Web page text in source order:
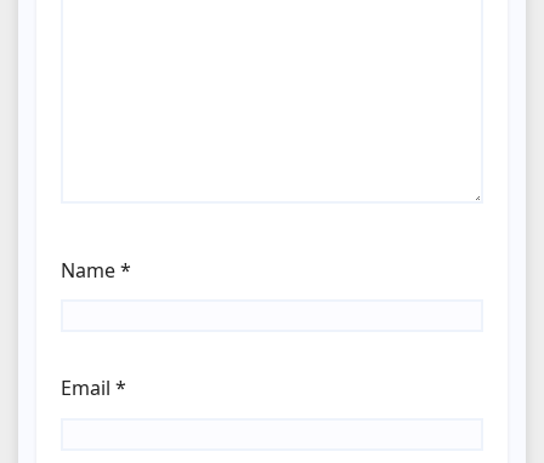
Name*
Email *